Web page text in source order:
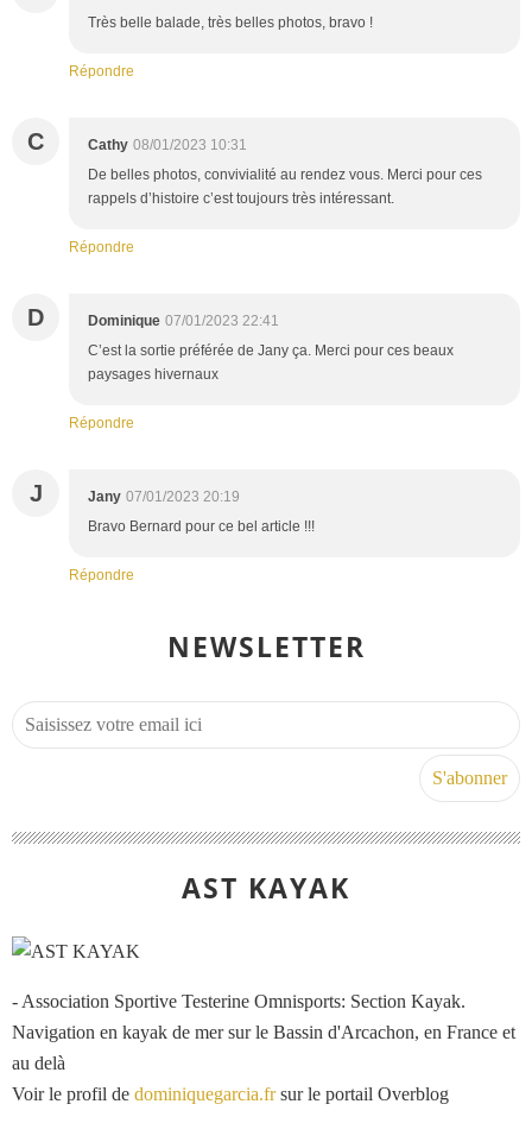
Très belle balade, très belles photos, bravo !
Répondre
C Cathy 08/01/2023 10:31
De belles photos, convivialité au rendez vous. Merci pour ces
rappels d’histoire c’est toujours très intéressant.
Répondre
D Dominique 07/01/2023 22:41
C’est la sortie préférée de Jany ça. Merci pour ces beaux
paysages hivernaux
Répondre
J Jany 07/01/2023 20:19
Bravo Bernard pour ce bel article !!!
Répondre
NEWSLETTER
AST KAYAK
- Association Sportive Testerine Omnisports: Section Kayak.
Navigation en kayak de mer sur le Bassin d'Arcachon, en France et
au delà
Voir le profil de dominiquegarcia.frsur le portail Overblog